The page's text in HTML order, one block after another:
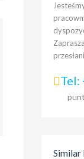
Tel:
Similar